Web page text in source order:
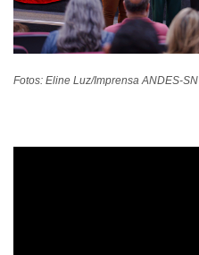
Fotos: Eline Luz/Imprensa ANDES-SN